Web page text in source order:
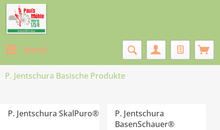
Menü
P. Jentschura Basische Produkte
P. Jentschura SkalPuro®
P. Jentschura
BasenSchauer®